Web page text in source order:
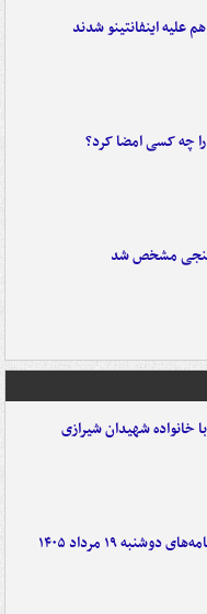
چه کسی امضا کرد؟
مشخص شد
خانواده‌ شهیدان شیرازی
۱۹ مرداد ۱۴۰۵